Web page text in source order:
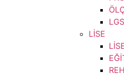
LİSE